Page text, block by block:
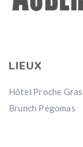
LIEUX
Hôtel Proche
Brunch Pégomas